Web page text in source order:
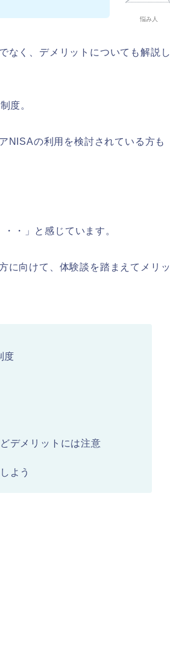
悩み人
なく、デメリットについても解説し
度。
NISAの利用を検討されている方も
・」と感じています。
に向けて、体験談を踏まえてメリッ
度
デメリットには注意
よう